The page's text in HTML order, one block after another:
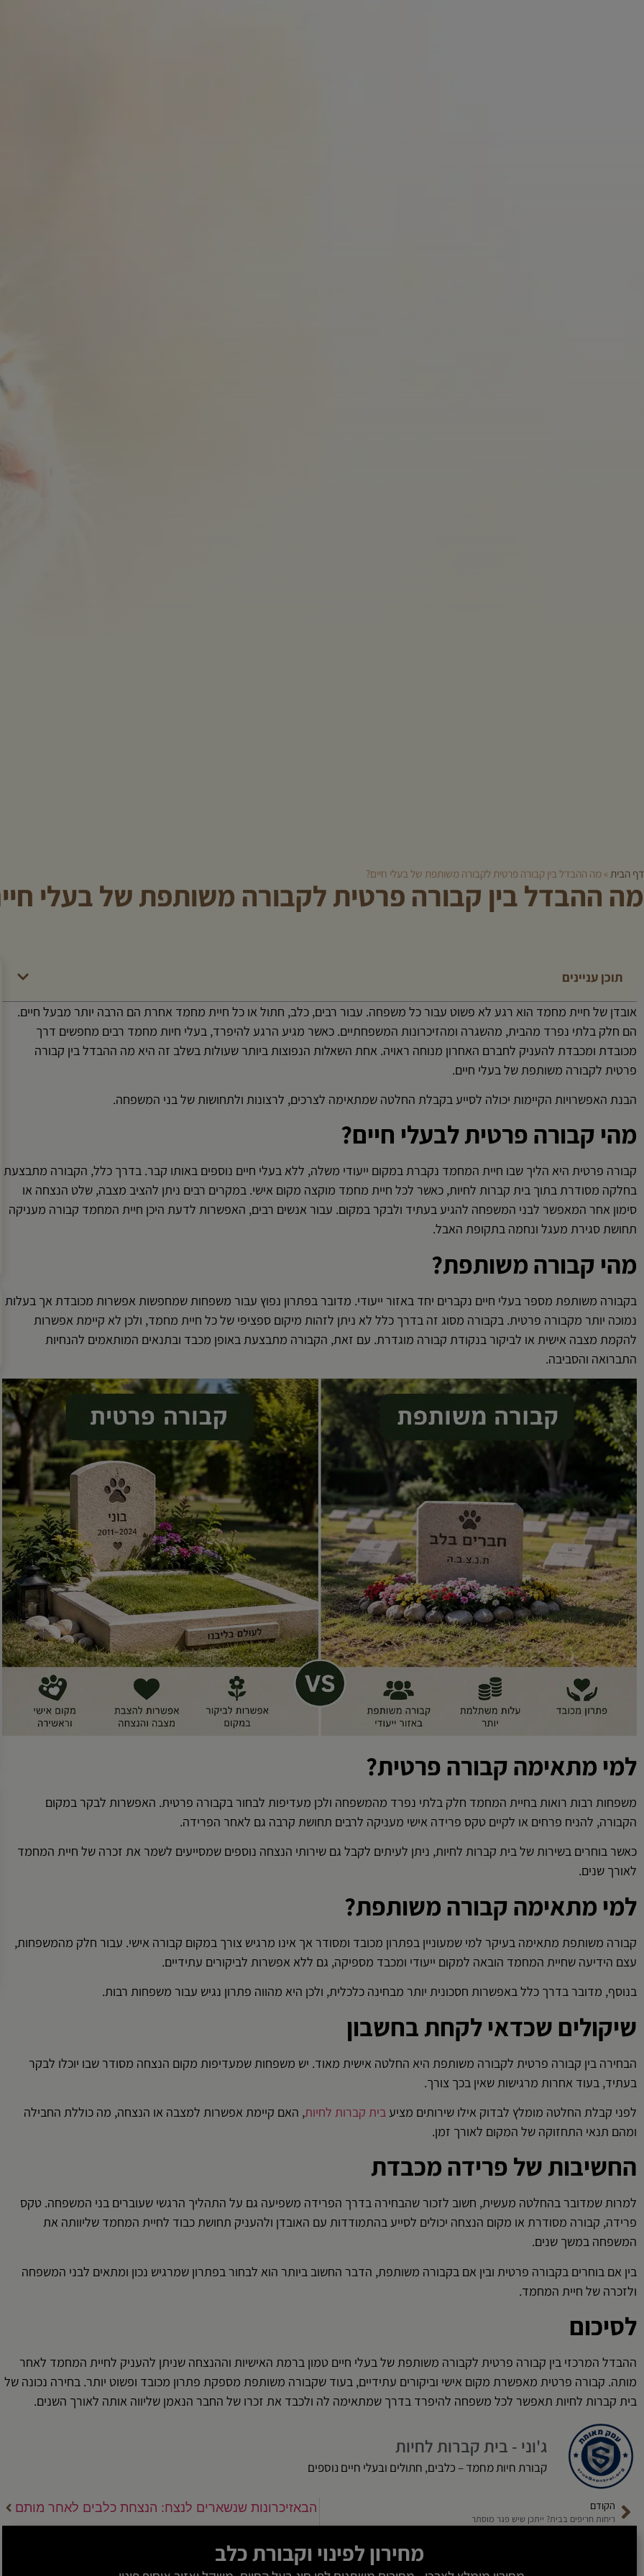
דף הבית » מה ההבדל בין קבורה פרטית לקבורה משותפת של בעלי חיים?
מה ההבדל בין קבורה פרטית לקבורה משותפת של בעלי
תוכן עניינים
אובדן של חיית מחמד הוא רגע לא פשוט עבור כל משפחה. עבור רבים, כלב, חתול או כל חיית מחמד אחרת הם הרבה יותר מבעל חיים.
הם חלק בלתי נפרד מהבית, מהשגרה ומהזיכרונות המשפחתיים. כאשר מגיע הרגע להיפרד, בעלי חיות מחמד רבים מחפשים דרך
מכובדת ומכבדת להעניק לחברם האחרון מנוחה ראויה. אחת השאלות הנפוצות ביותר שעולות בשלב זה היא מה ההבדל בין קבורה
פרטית לקבורה משותפת של בעלי חיים.
הבנת האפשרויות הקיימות יכולה לסייע בקבלת החלטה שמתאימה לצרכים, לרצונות ולתחושות של בני המשפחה.
מהי קבורה פרטית לבעלי חיים?
קבורה פרטית היא הליך שבו חיית המחמד נקברת במקום ייעודי משלה, ללא בעלי חיים נוספים באותו קבר. בדרך כלל, הקבורה מתבצעת
בחלקה מסודרת בתוך בית קברות לחיות, כאשר לכל חיית מחמד מוקצה מקום אישי. במקרים רבים ניתן להציב מצבה, שלט הנצחה או
סימון אחר המאפשר לבני המשפחה להגיע בעתיד ולבקר במקום. עבור אנשים רבים, האפשרות לדעת היכן חיית המחמד קבורה מעניקה
תחושת סגירת מעגל ונחמה בתקופת האבל.
מהי קבורה משותפת?
בקבורה משותפת מספר בעלי חיים נקברים יחד באזור ייעודי. מדובר בפתרון נפוץ עבור משפחות שמחפשות אפשרות מכובדת אך בעלות
נמוכה יותר מקבורה פרטית. בקבורה מסוג זה בדרך כלל לא ניתן לזהות מיקום ספציפי של כל חיית מחמד, ולכן לא קיימת אפשרות
להקמת מצבה אישית או לביקור בנקודת קבורה מוגדרת. עם זאת, הקבורה מתבצעת באופן מכבד ובתנאים המותאמים להנחיות
התברואה והסביבה.
למי מתאימה קבורה פרטית?
משפחות רבות רואות בחיית המחמד חלק בלתי נפרד מהמשפחה ולכן מעדיפות לבחור בקבורה פרטית. האפשרות לבקר במקום
הקבורה, להניח פרחים או לקיים טקס פרידה אישי מעניקה לרבים תחושת קרבה גם לאחר הפרידה.
כאשר בוחרים בשירות של בית קברות לחיות, ניתן לעיתים לקבל גם שירותי הנצחה נוספים שמסייעים לשמר את זכרה של חיית המחמד
לאורך שנים.
למי מתאימה קבורה משותפת?
קבורה משותפת מתאימה בעיקר למי שמעוניין בפתרון מכובד ומסודר אך אינו מרגיש צורך במקום קבורה אישי. עבור חלק מהמשפחות,
עצם הידיעה שחיית המחמד הובאה למקום ייעודי ומכבד מספיקה, גם ללא אפשרות לביקורים עתידיים.
בנוסף, מדובר בדרך כלל באפשרות חסכונית יותר מבחינה כלכלית, ולכן היא מהווה פתרון נגיש עבור משפחות רבות.
שיקולים שכדאי לקחת בחשבון
הבחירה בין קבורה פרטית לקבורה משותפת היא החלטה אישית מאוד. יש משפחות שמעדיפות מקום הנצחה מסודר שבו יוכלו לבקר
בעתיד, בעוד אחרות מרגישות שאין בכך צורך.
לפני קבלת החלטה מומלץ לבדוק אילו שירותים מציעבית קברות לחיות, האם קיימת אפשרות למצבה או הנצחה, מה כוללת החבילה
ומהם תנאי התחזוקה של המקום לאורך זמן.
החשיבות של פרידה מכבדת
למרות שמדובר בהחלטה מעשית, חשוב לזכור שהבחירה בדרך הפרידה משפיעה גם על התהליך הרגשי שעוברים בני המשפחה. טקס
פרידה, קבורה מסודרת או מקום הנצחה יכולים לסייע בהתמודדות עם האובדן ולהעניק תחושת כבוד לחיית המחמד שליוותה את
המשפחה במשך שנים.
בין אם בוחרים בקבורה פרטית ובין אם בקבורה משותפת, הדבר החשוב ביותר הוא לבחור בפתרון שמרגיש נכון ומתאים לבני המשפחה
ולזכרה של חיית המחמד.
לסיכום
ההבדל המרכזי בין קבורה פרטית לקבורה משותפת של בעלי חיים טמון ברמת האישיות וההנצחה שניתן להעניק לחיית המחמד לאחר
מותה. קבורה פרטית מאפשרת מקום אישי וביקורים עתידיים, בעוד שקבורה משותפת מספקת פתרון מכובד ופשוט יותר. בחירה נכונה של
בית קברות לחיות תאפשר לכל משפחה להיפרד בדרך שמתאימה לה ולכבד את זכרו של החבר הנאמן שליווה אותה לאורך השנים.
ג'וני - בית קברות לחיות
קבורת חיות מחמד – כלבים, חתולים ובעלי חיים נוספים
הקודם
ריחות חריפים בבית? ייתכן שיש פגר מוסתר
הבאזיכרונות שנשארים לנצח: הנצחת כלבים לאחר מותם
מחירון לפינוי וקבורת כלב